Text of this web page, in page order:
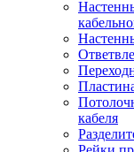
кабеля